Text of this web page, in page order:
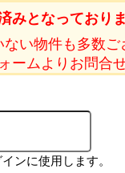
みとなっておりま
い物件も多数ご
ームよりお問合せ
ンに使用します。